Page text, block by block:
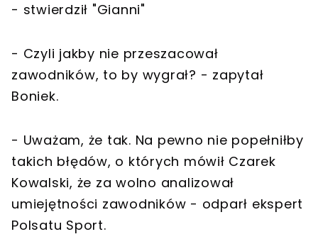
- stwierdził "Gianni"
- Czyli jakby nie przeszacował
zawodników, to by wygrał? - zapytał
Boniek.
- Uważam, że tak. Na pewno nie popełniłby
takich błędów, o których mówił Czarek
Kowalski, że za wolno analizował
umiejętności zawodników - odparł ekspert
Polsatu Sport.